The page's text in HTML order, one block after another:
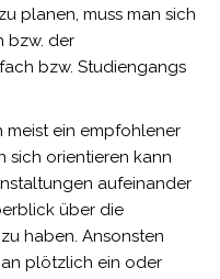
planen, muss man sich
bzw. der
bzw. Studiengangs
ein empfohlener
sich orientieren kann
aufeinander
über die
haben. Ansonsten
plötzlich ein oder